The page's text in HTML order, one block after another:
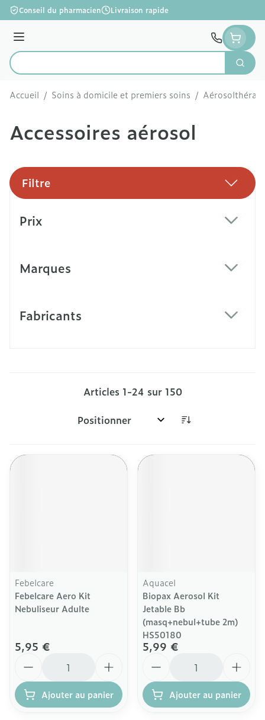
Aller au contenu
Conseil du pharmacien Livraison rapide
Menu
Rechercher
Accueil / Soins à domicile et premiers soins /
Accessoires aérosol
Filtre
Prix
Marques
Fabricants
Articles 1-24 sur 150
Trier par:
Febelcare
Febelcare Aero Kit
Nebuliseur Adulte
5,95 €
Ajouter au panier
Aquacel
Biopax Aerosol Kit
Jetable Bb
(masq+nebul+tube 2m)
HS50180
5,99 €
Ajouter au panier